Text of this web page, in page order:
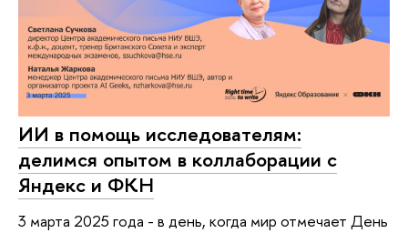
ИИ в помощь исследователям:
делимся опытом в коллаборации с
Яндекс и ФКН
3 марта 2025 года - в день, когда мир отмечает День